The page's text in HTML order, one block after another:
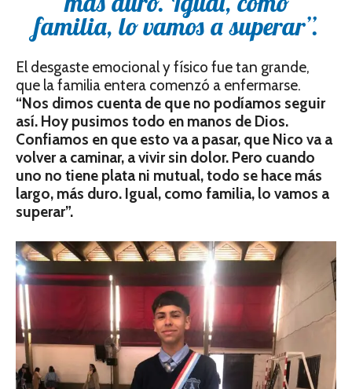
familia, lo vamos a superar”.
El desgaste emocional y físico fue tan grande,
que la familia entera comenzó a enfermarse.
“Nos dimos cuenta de que no podíamos seguir
así. Hoy pusimos todo en manos de Dios.
Confiamos en que esto va a pasar, que Nico va a
volver a caminar, a vivir sin dolor. Pero cuando
uno no tiene plata ni mutual, todo se hace más
largo, más duro. Igual, como familia, lo vamos a
superar”.